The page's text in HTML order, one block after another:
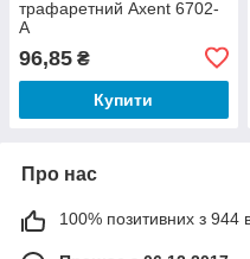
трафаретний Axent 6702-
A
96,85 ₴
Купити
Про нас
100% позитивних з 944